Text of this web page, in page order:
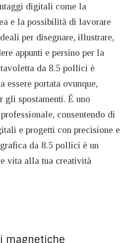
digitali come la
e la possibilità di lavorare
per disegnare, illustrare,
appunti e persino per la
da 8.5 pollici è
essere portata ovunque,
gli spostamenti. È uno
consentendo di
e progetti con precisione e
da 8.5 pollici è un
vita alla tua creatività
magnetiche